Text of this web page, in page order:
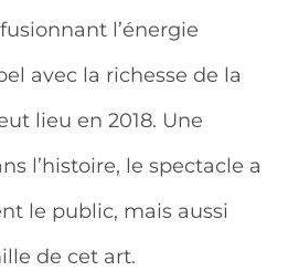
l’énergie
avec la richesse de la
lieu en 2018. Une
l’histoire, le spectacle a
le public, mais aussi
de cet art.